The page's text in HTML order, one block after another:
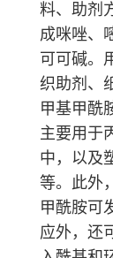
料、助剂
成咪唑、
可可碱。
织助剂、
甲基甲酰
主要用于
中，以及
等。此外
甲酰胺可
应外，还